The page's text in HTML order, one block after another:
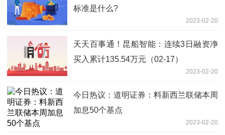
标准是什么?
2023-02-20
天天百事通！昆船智能：连续3日融资净
买入累计135.54万元（02-17）
2023-02-20
今日热议：道明证券：料新西兰联储本周
加息50个基点
2023-02-20